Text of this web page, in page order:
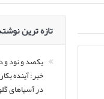
تازه ترین
یکصد و نود و
خبر: آینده
در آسیاهای